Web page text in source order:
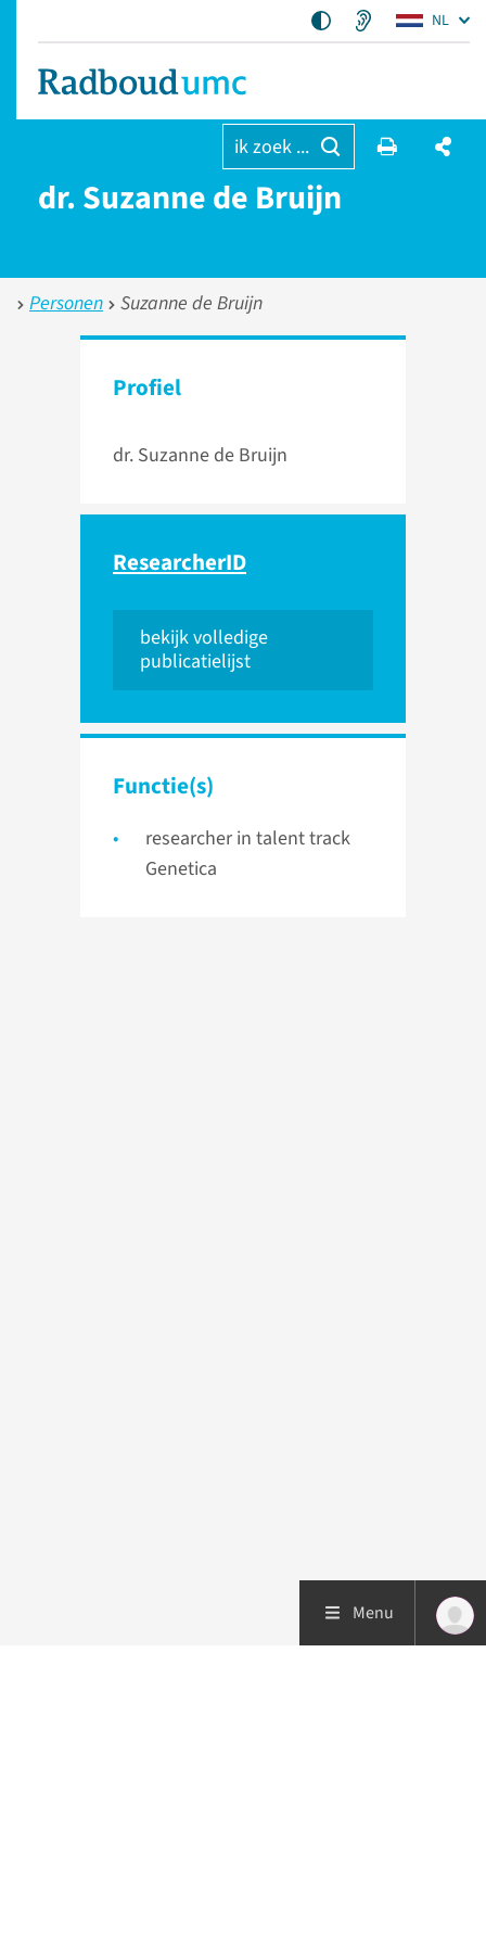
NL
ik zoek ...
dr. Suzanne de Bruijn
Personen Suzanne de Bruijn
Profiel
dr. Suzanne de Bruijn
ResearcherID
bekijk volledige
publicatielijst
Functie(s)
researcher in talent track
Genetica
Menu